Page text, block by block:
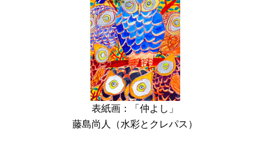
表紙画：「仲よし」
藤島尚人（水彩とクレパス）